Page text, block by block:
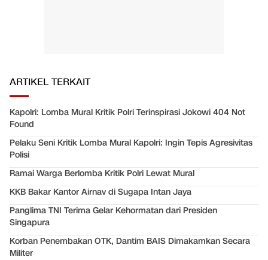
ARTIKEL TERKAIT
Kapolri: Lomba Mural Kritik Polri Terinspirasi Jokowi 404 Not
Found
Pelaku Seni Kritik Lomba Mural Kapolri: Ingin Tepis Agresivitas
Polisi
Ramai Warga Berlomba Kritik Polri Lewat Mural
KKB Bakar Kantor Airnav di Sugapa Intan Jaya
Panglima TNI Terima Gelar Kehormatan dari Presiden
Singapura
Korban Penembakan OTK, Dantim BAIS Dimakamkan Secara
Militer